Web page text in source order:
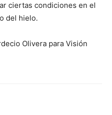
ciertas condiciones en el
del hielo.
Olivera para Visión